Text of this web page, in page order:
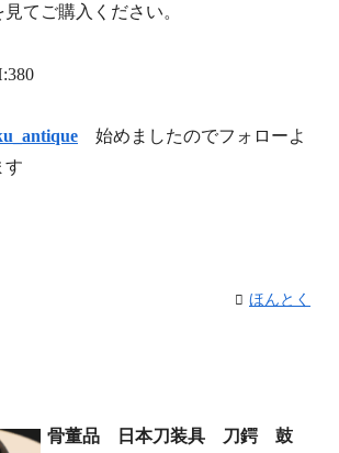
てご購入ください。
始めましたのでフォローよ
す
ほんとく
骨董品 日本刀装具 刀鍔 鼓